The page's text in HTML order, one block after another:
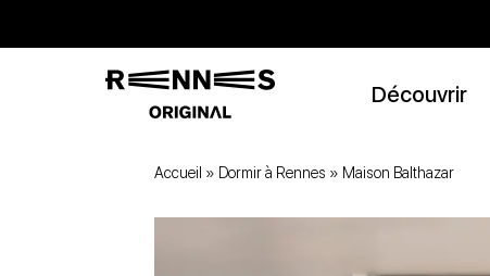
Découvrir
Accueil » Dormir à Rennes » Maison Balthazar